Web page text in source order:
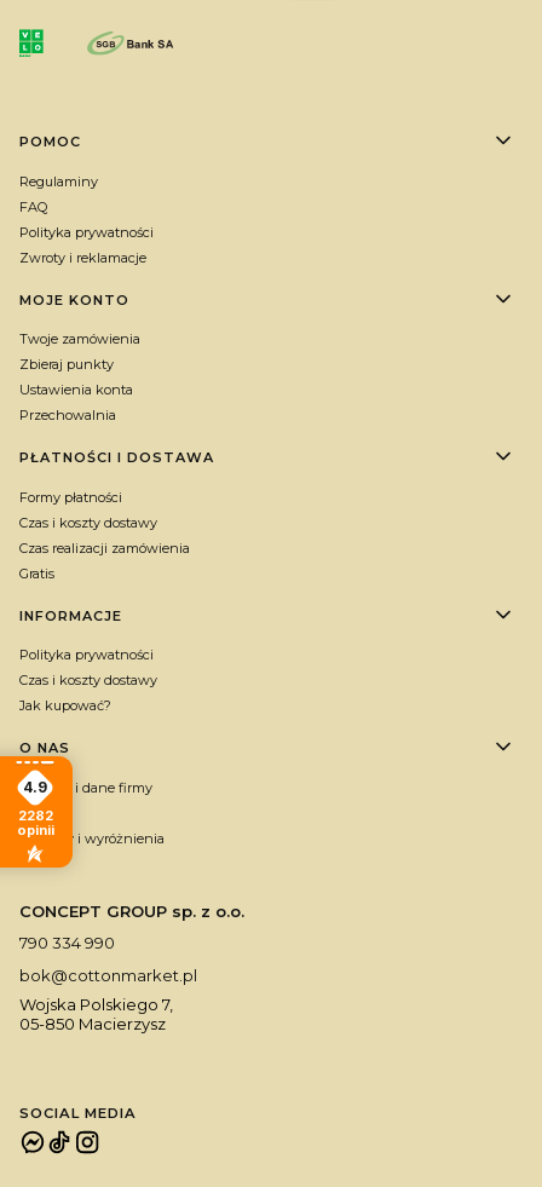
Linki w stopce
POMOC
Regulaminy
FAQ
Polityka prywatności
Zwroty i reklamacje
MOJE KONTO
Twoje zamówienia
Zbieraj punkty
Ustawienia konta
Przechowalnia
PŁATNOŚCI I DOSTAWA
Formy płatności
Czas i koszty dostawy
Czas realizacji zamówienia
Gratis
INFORMACJE
Polityka prywatności
Czas i koszty dostawy
Jak kupować?
O NAS
Kontakt i dane firmy
O firmie
Nagrody i wyróżnienia
CONCEPT GROUP sp. z o.o.
790 334 990
bok@cottonmarket.pl
Wojska Polskiego 7,
05-850 Macierzysz
SOCIAL MEDIA
4.9
2282
opinii